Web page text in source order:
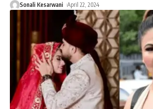
Sonali Kesarwani April 22, 2024